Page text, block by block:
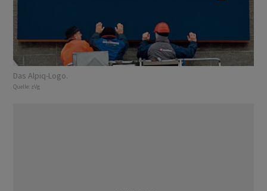
Das Alpiq-Logo.
Quelle: zVg